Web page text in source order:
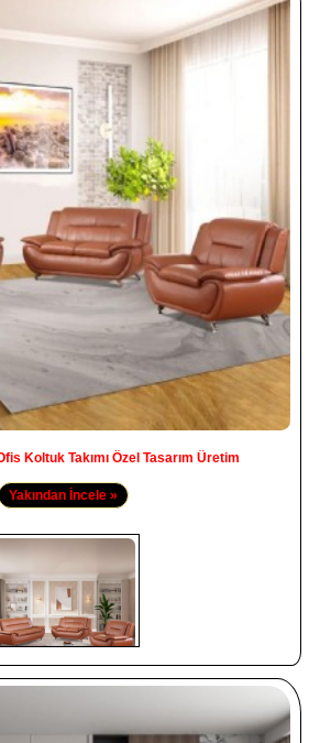
Koltuk Takımı Özel Tasarım Üretim
Yakından İncele »